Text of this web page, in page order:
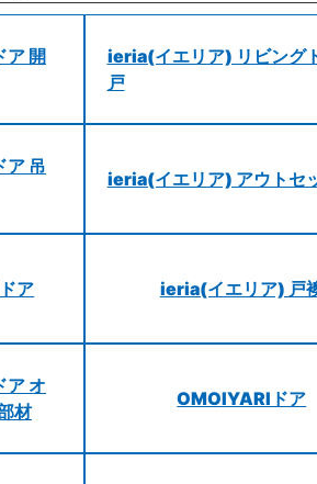
ア 開
ieria(イエリア) リビング
戸
吊
ieria(イエリア) アウトセ
ア ieria(イエリア) 戸
オ
材
OMOIYARIドア